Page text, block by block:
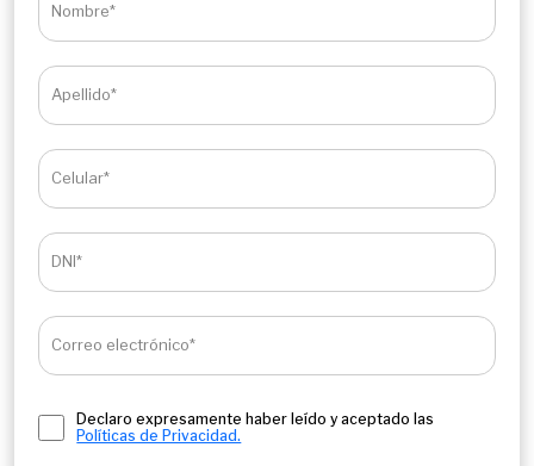
Nombre*
Apellido*
Celular*
DNI*
Correo electrónico*
Declaro expresamente haber leído y aceptado las
Políticas de Privacidad.